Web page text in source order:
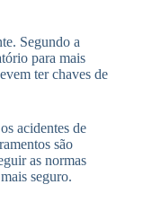
Segundo a
para mais
ter chaves de
acidentes de
são
as normas
seguro.